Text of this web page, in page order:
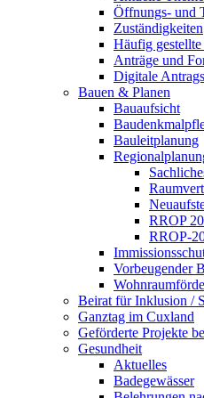
Öffnungs- und
Zuständigkeiten
Häufig
Anträge und
Digitale
Bauen & Planen
Bauaufsicht
Bauleitplanung
RROP
RROP-
Vorbeugender
Beirat für Inklusion /
Ganztag im Cuxland
Geförderte Projekte
Gesundheit
Aktuelles
Badegewässer